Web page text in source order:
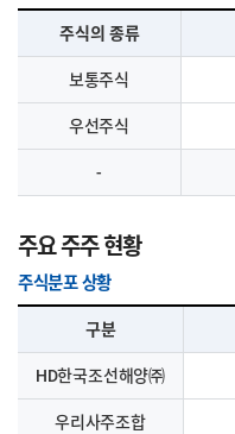
주식의 종류
보통주식
우선주식
-
주요 주주 현황
주식분포 상황
구분
HD한국조선해양㈜
우리사주조합